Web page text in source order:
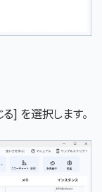
] を選択します。